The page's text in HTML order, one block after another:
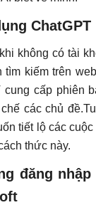
không có tài
tìm kiếm trên
cung cấp phiên
các chủ
tiết lộ các
thức này.
đăng